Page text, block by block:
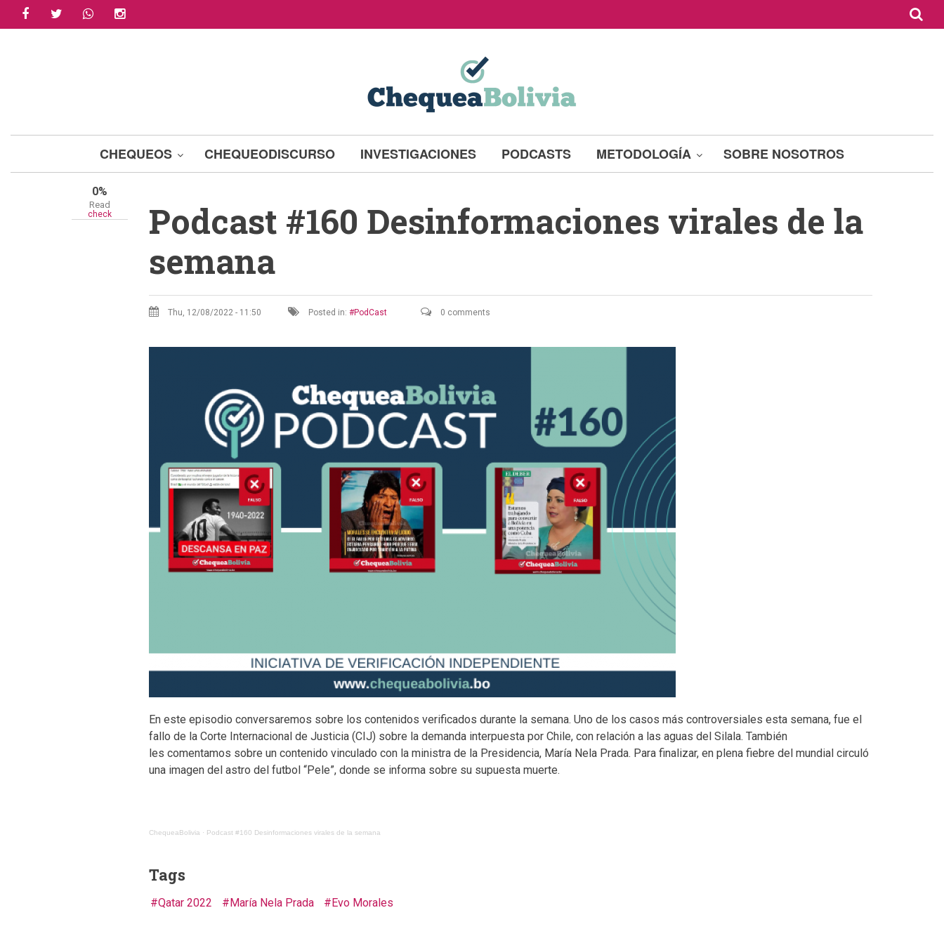
facebooktwitter whatsapp
CHEQUEOS CHEQUEODISCURSO INVESTIGACIONES PODCASTS METODOLOGÍA SOBRE NOSOTROS
check
Share
0%
Read
Podcast #160 Desinformaciones virales de la
semana
Thu, 12/08/2022 - 11:50 Posted in: PodCast 0 comments
En este episodio conversaremos sobre los contenidos verificados durante la semana. Uno de los casos más controversiales esta semana, fue el
fallo de la Corte Internacional de Justicia (CIJ) sobre la demanda interpuesta por Chile, con relación a las aguas del Silala. También
les comentamos sobre un contenido vinculado con la ministra de la Presidencia, María Nela Prada. Para finalizar, en plena fiebre del mundial circuló
una imagen del astro del futbol “Pele”, donde se informa sobre su supuesta muerte.
ChequeaBolivia · Podcast #160 Desinformaciones virales de la semana
Tags
Qatar 2022 María Nela Prada Evo Morales